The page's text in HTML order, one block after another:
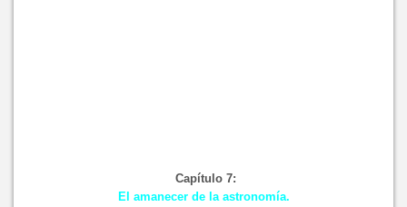
Capítulo 7:
El amanecer de la astronomía.